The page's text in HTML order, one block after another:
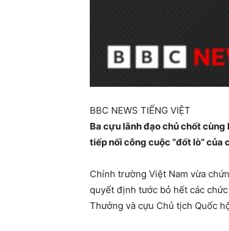
BBC NEWS TIẾNG VIỆT
Ba cựu lãnh đạo chủ chốt
tiếp nối công cuộc “đốt lò” của
Chính trường Việt Nam vừa
quyết định tước bỏ hết các
Thưởng và cựu Chủ tịch Quốc